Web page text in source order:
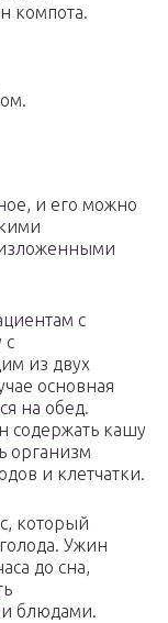
компота.
и его можно
с
с
из двух
основная
на обед.
содержать кашу
организм
и клетчатки.
который
Ужин
до сна,
блюдами.